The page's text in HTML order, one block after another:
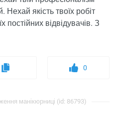
Нехай якість твоїх робіт
постійних відвідувачів. З
0
манікюрниці (id: 86793)